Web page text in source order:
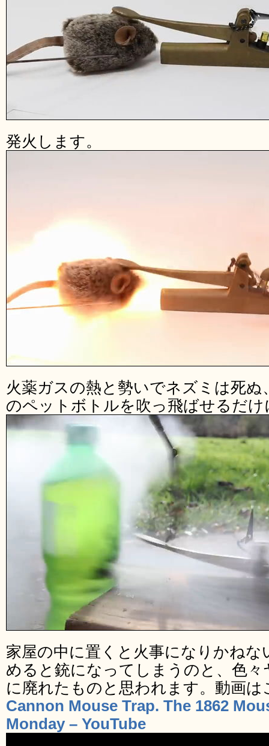
発火します。
火薬ガスの熱と勢いでネズミは死
のペットボトルを吹っ飛ばせるだ
家屋の中に置くと火事になりかねな
めると銃になってしまうのと、色
に廃れたものと思われます。動画は
Cannon Mouse Trap. The 1862
Monday – YouTube